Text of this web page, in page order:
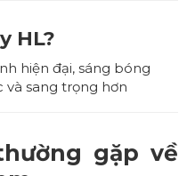
HL?
hiện đại, sáng bóng
và sang trọng hơn
gặp về